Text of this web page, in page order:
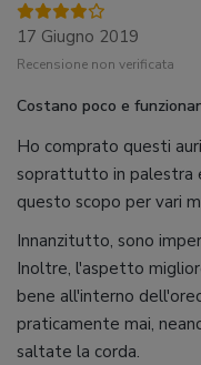
17 Giugno 2019
Recensione non verificata
Costano poco e
Ho comprato questi
soprattutto in palestra
questo scopo per vari
Innanzitutto, sono
Inoltre, l'aspetto
bene all'interno
praticamente mai,
saltate la corda.